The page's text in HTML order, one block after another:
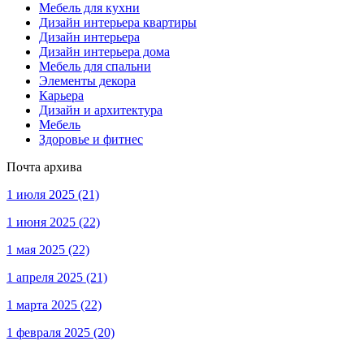
Мебель для кухни
Дизайн интерьера квартиры
Дизайн интерьера
Дизайн интерьера дома
Мебель для спальни
Элементы декора
Карьера
Дизайн и архитектура
Мебель
Здоровье и фитнес
Почта архива
1 июля 2025 (21)
1 июня 2025 (22)
1 мая 2025 (22)
1 апреля 2025 (21)
1 марта 2025 (22)
1 февраля 2025 (20)